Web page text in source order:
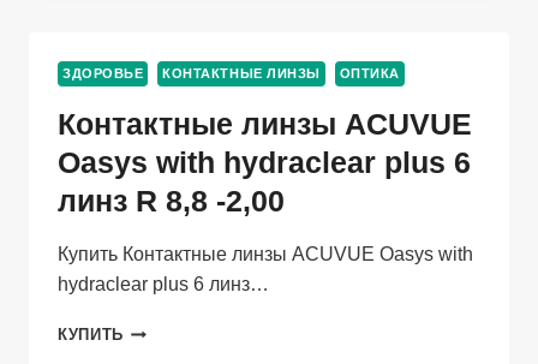
8.4/14.2
(ДИОПТРИЯ
3
ШТ
ЗДОРОВЬЕ КОНТАКТНЫЕ ЛИНЗЫ ОПТИКА
Контактные линзы ACUVUE
Oasys with hydraclear plus 6
линз R 8,8 -2,00
Купить Контактные линзы ACUVUE Oasys with
hydraclear plus 6 линз…
КУПИТЬ КОНТАКТНЫЕ